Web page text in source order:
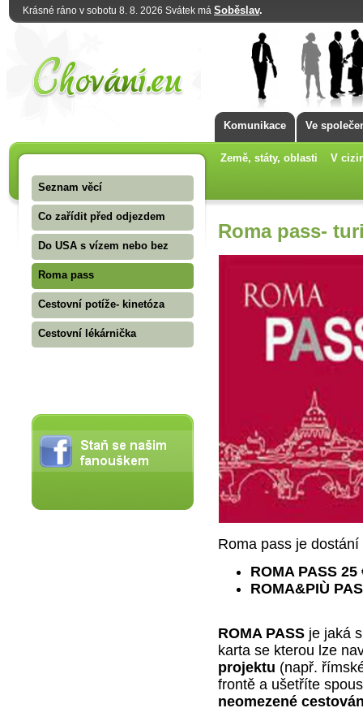
Krásné ráno v sobotu 8. 8. 2026 Svátek má Soběslav.
Komunikace Ve
Země, státy, oblasti V
Seznam věcí
Co zařídit před odjezdem
Do USA s vízem nebo bez
Roma pass
Cestovní potíže- kinetóza
Cestovní lékárnička
Roma pass-
Roma pass je
ROMA PASS 25
ROMA&PIÙ
ROMA PASS je jaká
karta se kterou lze
projektu (např.
frontě a ušetříte
neomezené